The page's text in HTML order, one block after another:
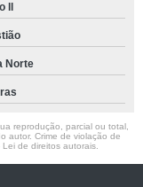
ll
Norte
reprodução, parcial ou total,
autor. Crime de violação de
Lei de direitos autorais